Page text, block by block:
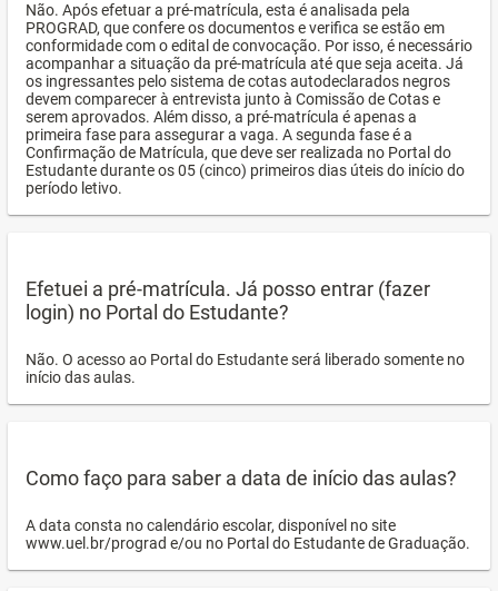
Não. Após efetuar a pré-matrícula, esta é analisada pela
PROGRAD, que confere os documentos e verifica se estão em
conformidade com o edital de convocação. Por isso, é necessário
acompanhar a situação da pré-matrícula até que seja aceita. Já
os ingressantes pelo sistema de cotas autodeclarados negros
devem comparecer à entrevista junto à Comissão de Cotas e
serem aprovados. Além disso, a pré-matrícula é apenas a
primeira fase para assegurar a vaga. A segunda fase é a
Confirmação de Matrícula, que deve ser realizada no Portal do
Estudante durante os 05 (cinco) primeiros dias úteis do início do
período letivo.
Efetuei a pré-matrícula. Já posso entrar (fazer
login) no Portal do Estudante?
Não. O acesso ao Portal do Estudante será liberado somente no
início das aulas.
Como faço para saber a data de início das aulas?
A data consta no calendário escolar, disponível no site
www.uel.br/prograd e/ou no Portal do Estudante de Graduação.